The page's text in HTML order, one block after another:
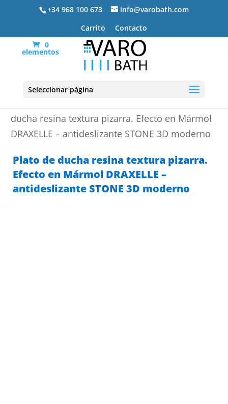
+34 968 100 673
info@varobath.com
Carrito
Contacto
0
elementos
Seleccionar página
ducha resina textura pizarra. Efecto en Mármol
DRAXELLE – antideslizante STONE 3D moderno
Plato de ducha resina textura pizarra.
Efecto en Mármol DRAXELLE –
antideslizante STONE 3D moderno